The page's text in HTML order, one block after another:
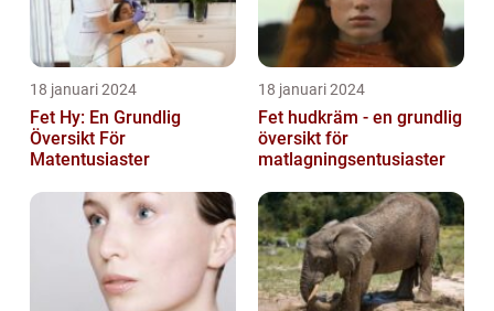
18 januari 2024
Fet Hy: En Grundlig
Översikt För
Matentusiaster
18 januari 2024
Fet hudkräm - en grundlig
översikt för
matlagningsentusiaster